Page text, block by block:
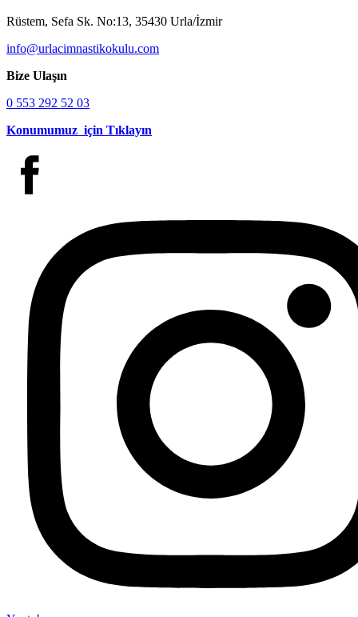
Rüstem, Sefa Sk. No:13, 35430 Urla/İzmir
info@urlacimnastikokulu.com
Bize Ulaşın
0 553 292 52 03
Konumumuz için Tıklayın